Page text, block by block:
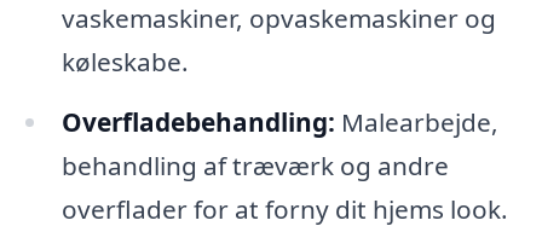
vaskemaskiner, opvaskemaskiner og
køleskabe.
Overfladebehandling: Malearbejde,
behandling af træværk og andre
overflader for at forny dit hjems look.